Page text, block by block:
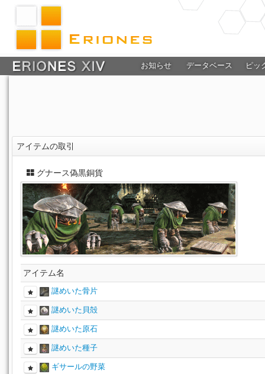
お知らせ データベース ピッ
アイテムの取引
グナース偽黒銅貨
アイテム名
謎めいた骨片
謎めいた貝殻
謎めいた原石
謎めいた種子
ギサールの野菜